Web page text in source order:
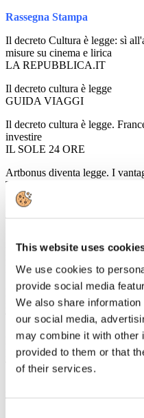
This website uses
We use cookies to
provide social media
We also share
our social media,
may combine it with other
provided to them or that
of their services.
Rassegna Stampa
Il decreto Cultura è legge: sì
misure su cinema e lirica
LA REPUBBLICA.IT
Il decreto cultura è legge
GUIDA VIAGGI
Il decreto cultura è legge.
investire
IL SOLE 24 ORE
Artbonus diventa legge. I
TTGITALIA
E' legge il dl Cultura,
TRAVELNOSTOP
Aumentano i pernottamenti
EVENT REPORT
Legge turismo e cultura. Per il
investire
TRAVELLING INTERLINE
Decreto cultura-turismo, al via
MIBACT
TRAVELLING INTERLINE
TRAVEL QUOTIDIANO